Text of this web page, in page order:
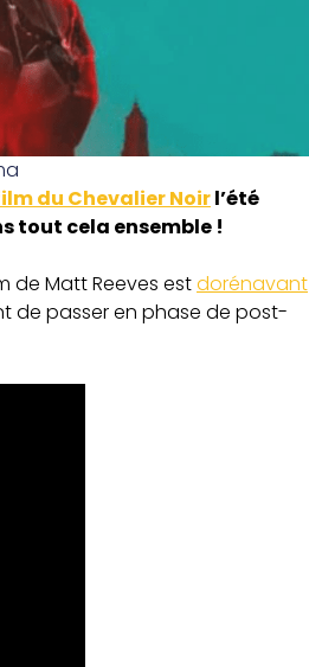
du Chevalier Noirl’été
tout cela ensemble !
de Matt Reeves estdorénavant
de passer en phase de post-